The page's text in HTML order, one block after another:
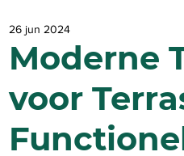
Moderne
voor
26 jun 2024